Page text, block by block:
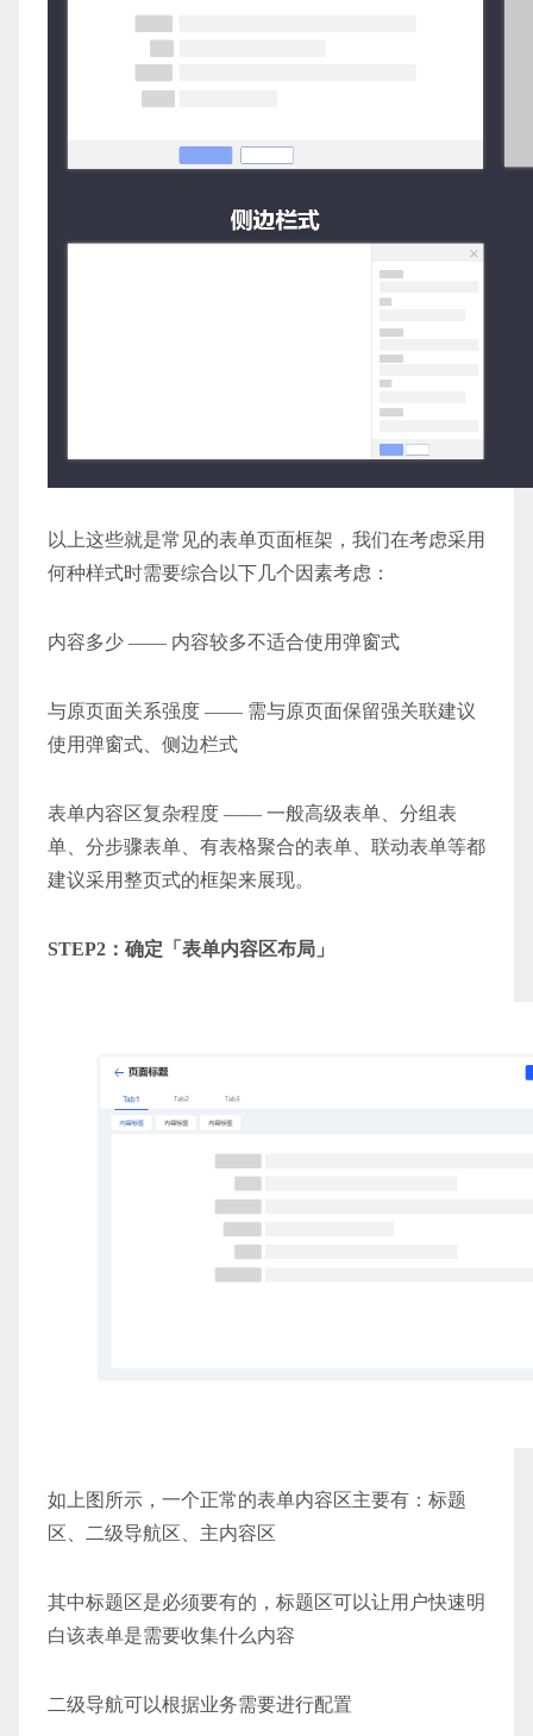
以上这些就是常见的表单页面框架，我们在考虑采用
何种样式时需要综合以下几个因素考虑：
内容多少 —— 内容较多不适合使用弹窗式
与原页面关系强度 —— 需与原页面保留强关联建议
使用弹窗式、侧边栏式
表单内容区复杂程度 —— 一般高级表单、分组表
单、分步骤表单、有表格聚合的表单、联动表单等都
建议采用整页式的框架来展现。
STEP2：确定「表单内容区布局」
如上图所示，一个正常的表单内容区主要有：标题
区、二级导航区、主内容区
其中标题区是必须要有的，标题区可以让用户快速明
白该表单是需要收集什么内容
二级导航可以根据业务需要进行配置